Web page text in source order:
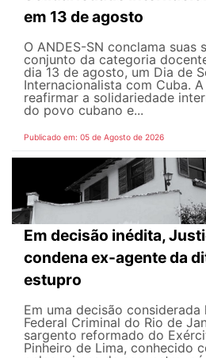
em 13 de agosto
O ANDES-SN conclama suas
conjunto da categoria
dia 13 de agosto, um Dia de
Internacionalista com Cuba.
reafirmar a solidariedade
do povo cubano e...
Publicado em: 05 de Agosto de 2026
Em decisão inédita,
condena ex-agente da
estupro
Em uma decisão considerada
Federal Criminal do Rio de
sargento reformado do
Pinheiro de Lima, conhecido